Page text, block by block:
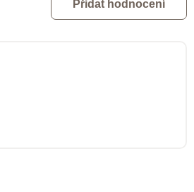
Přidat hodnocení